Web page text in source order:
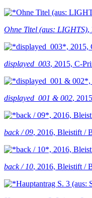
Ohne Titel (aus: LIGHTS),
displayed_003, 2015, C-
displayed_001 & 002,
back / 09, 2016, Bleistift /
back / 10, 2016, Bleistift /